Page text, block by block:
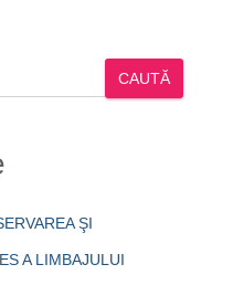
CAUTĂ
ŞI
A LIMBAJULUI